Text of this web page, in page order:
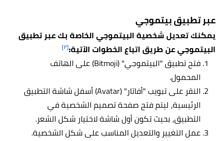
عبر تطبيق بيتموجي
يمكنك تعديل شخصية البيتموجي الخاصة بك عبر تطبيق
البيتموجي عن طريق اتباع الخطوات الآتية:[٢]
فتح تطبيق "البيتموجي" (Bitmoji) على الهاتف
المحمول.
النقر على تبويب "أفاتار" (Avatar) أسفل شاشة التطبيق
الرئيسية، ليتم فتح صفحة تصميم الشخصية في
التطبيق، بحيث تكون أول شاشة لاختيار شكل الشعر.
عمل التغيير والتعديل المناسب على شكل الشخصية.